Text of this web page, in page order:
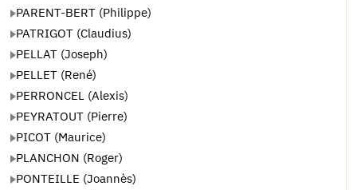
PARENT-BERT (Philippe)
PATRIGOT (Claudius)
PELLAT (Joseph)
PELLET (René)
PERRONCEL (Alexis)
PEYRATOUT (Pierre)
PICOT (Maurice)
PLANCHON (Roger)
PONTEILLE (Joannès)